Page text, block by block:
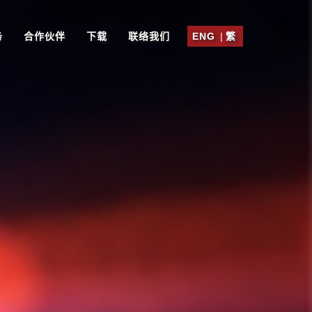
合作伙伴 下载 联络我们 ENG | 繁